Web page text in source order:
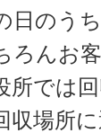
日のう
ろんお
所では
収場所